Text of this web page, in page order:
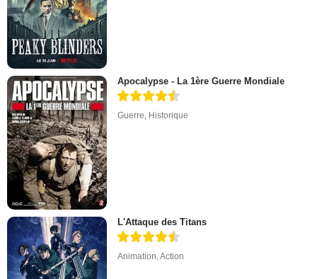
Apocalypse - La 1ère Guerre Mondiale
Guerre, Historique
L'Attaque des Titans
Animation ,Action